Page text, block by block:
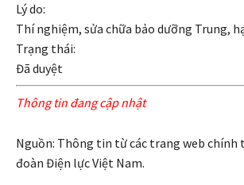
Lý do:
Thí nghiệm, sửa chữa bảo dưỡng Trung,
Trạng thái:
Đã duyệt
Thông tin đang cập nhật
Nguồn: Thông tin từ các trang web chính
đoàn Điện lực Việt Nam.